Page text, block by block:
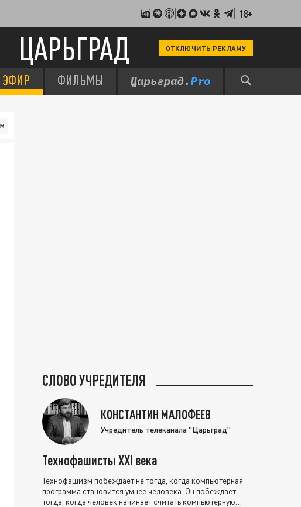
18+
ЦАРЬГРАД ОТКЛЮЧИТЬ РЕКЛАМУ
ЭФИР ФИЛЬМЫ
СЛОВО УЧРЕДИТЕЛЯ
КОНСТАНТИН МАЛОФЕЕВ
Учредитель телеканала "Царьград"
Технофашисты XXI века
Технофашизм побеждает не тогда, когда компьютерная
программа становится умнее человека. Он побеждает
тогда, когда человек начинает считать компьютерную